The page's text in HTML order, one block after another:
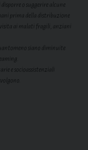
disporre o suggerire alcune
prima della distribuzione
visita ai malati fragili, anziani
siano diminuite
e socioassistenziali